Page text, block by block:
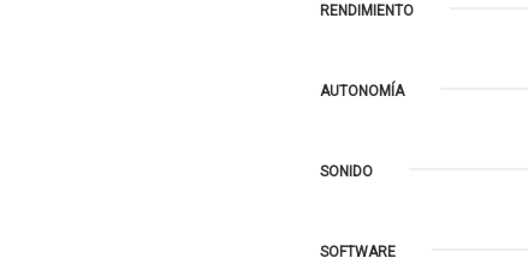
RENDIMIENTO
AUTONOMÍA
SONIDO
SOFTWARE